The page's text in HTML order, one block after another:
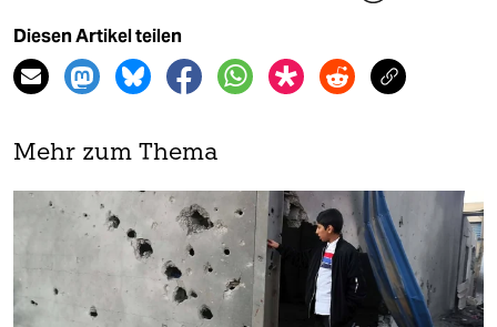
Diesen Artikel teilen
Mehr zum Thema